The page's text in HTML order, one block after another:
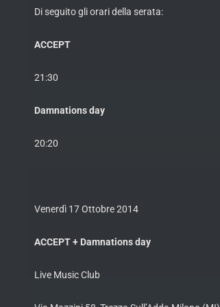
Di seguito gli orari della serata:
ACCEPT
21:30
Damnations day
20:20
Venerdì 17 Ottobre 2014
ACCEPT + Damnations day
Live Music Club